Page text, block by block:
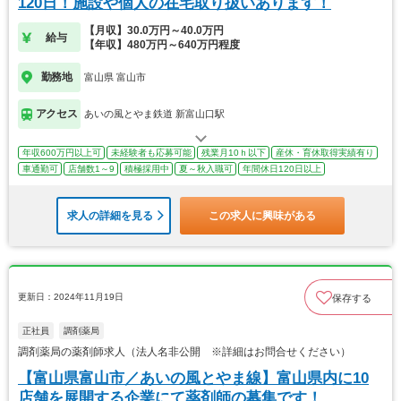
給与
【月収】30.0万円～40.0万円
【年収】480万円～640万円程度
勤務地 富山県 富山市
アクセス あいの風とやま鉄道 新富山口駅
年収600万円以上可 未経験者も応募可能 残業月10ｈ以下
産休・育休取得実績有り
車通勤可
店舗数1～9 積極採用中 夏～秋入職可 年間休日120日以上
求人の詳細を見る この求人に興味がある
更新日：2024年11月19日 保存する
正社員 調剤薬局
調剤薬局の薬剤師求人（法人名非公開 ※詳細はお問合せください）
【富山県富山市／あいの風とやま線】富山県内に10
店舗を展開する企業にて薬剤師の募集です！